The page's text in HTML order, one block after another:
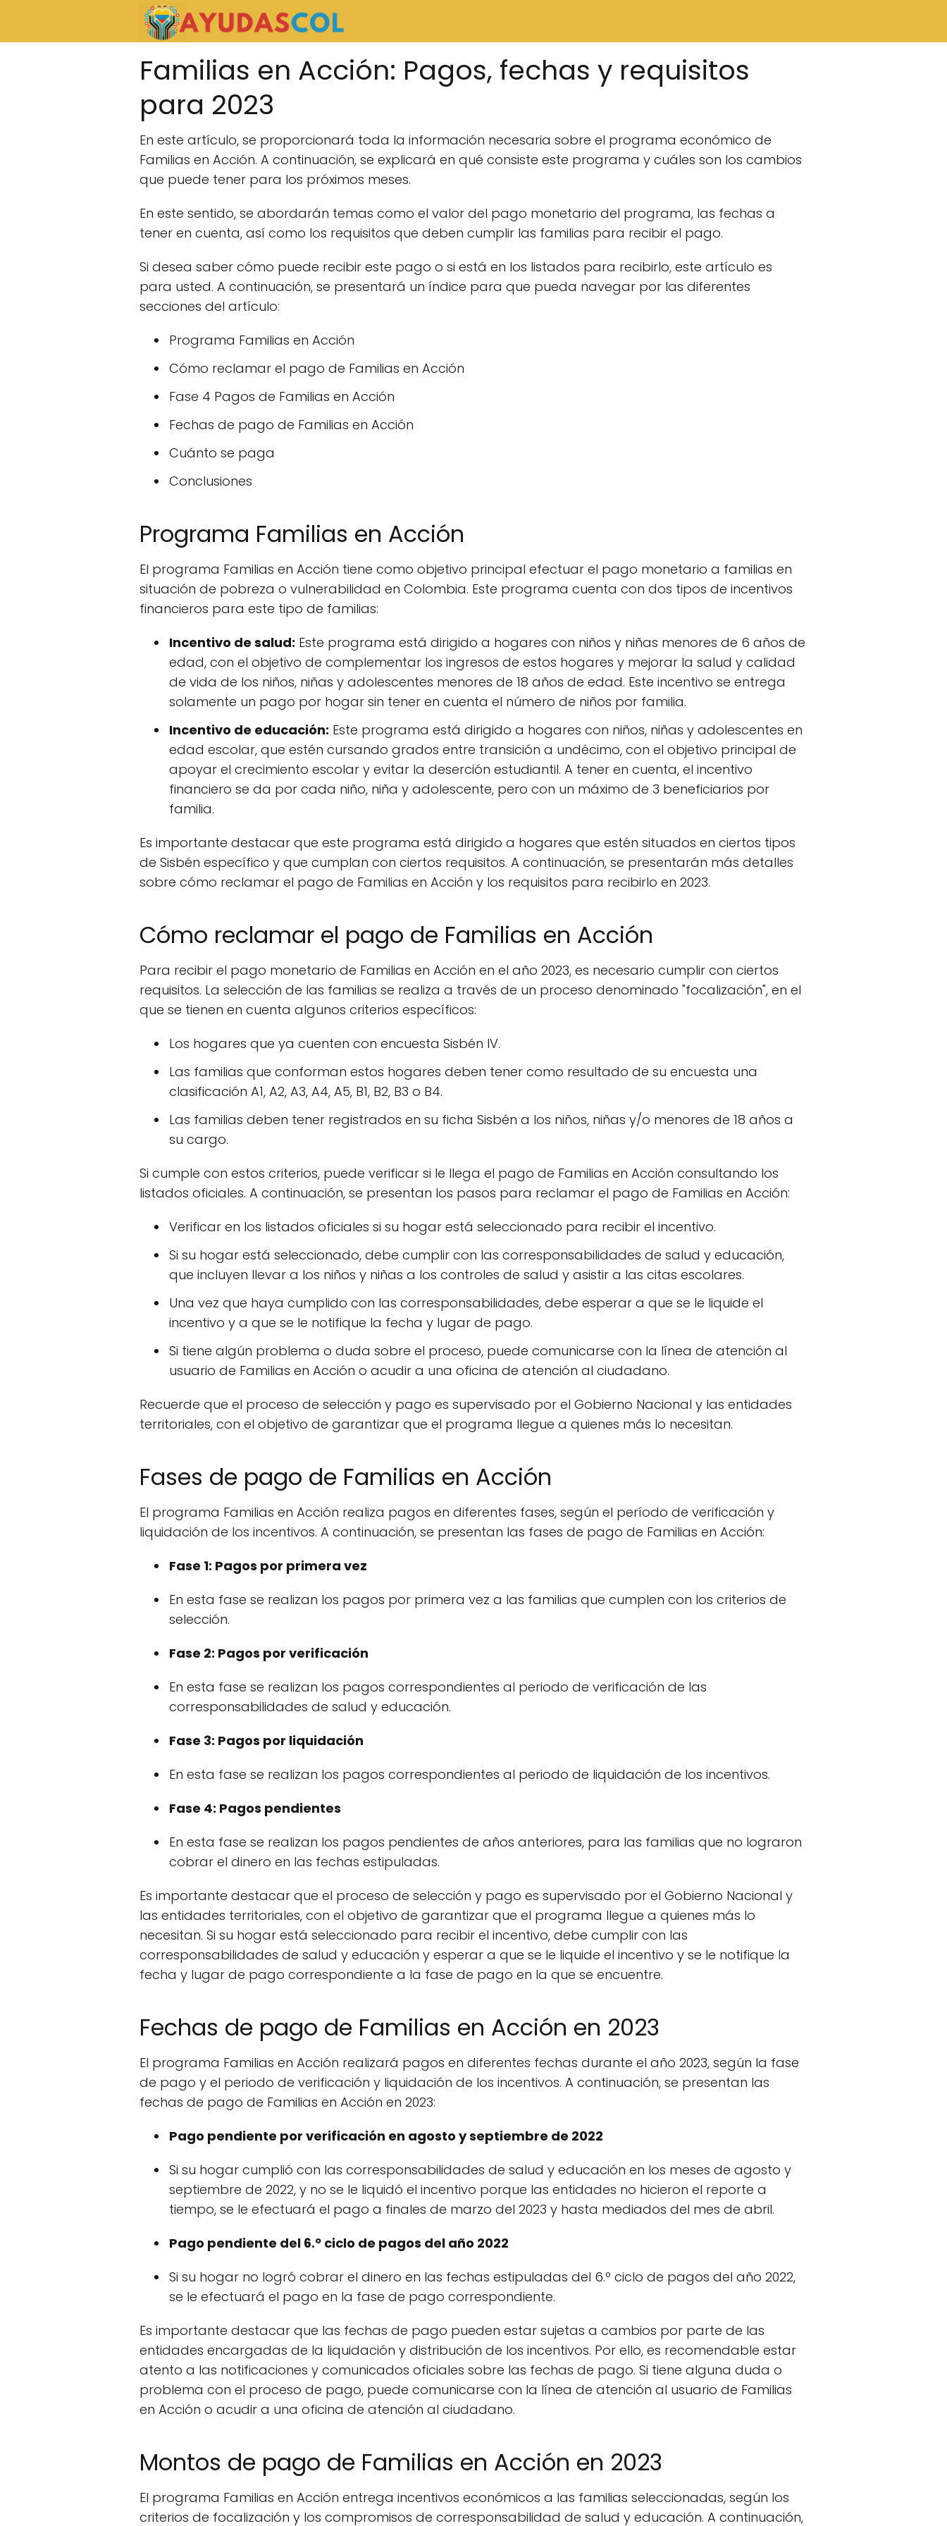
Familias en Acción: Pagos, fechas y requisitos
para 2023
En este artículo, se proporcionará toda la información necesaria sobre el programa económico de
Familias en Acción. A continuación, se explicará en qué consiste este programa y cuáles son los cambios
que puede tener para los próximos meses.
En este sentido, se abordarán temas como el valor del pago monetario del programa, las fechas a
tener en cuenta, así como los requisitos que deben cumplir las familias para recibir el pago.
Si desea saber cómo puede recibir este pago o si está en los listados para recibirlo, este artículo es
para usted. A continuación, se presentará un índice para que pueda navegar por las diferentes
secciones del artículo:
Programa Familias en Acción
Cómo reclamar el pago de Familias en Acción
Fase 4 Pagos de Familias en Acción
Fechas de pago de Familias en Acción
Cuánto se paga
Conclusiones
Programa Familias en Acción
El programa Familias en Acción tiene como objetivo principal efectuar el pago monetario a familias en
situación de pobreza o vulnerabilidad en Colombia. Este programa cuenta con dos tipos de incentivos
financieros para este tipo de familias:
Incentivo de salud: Este programa está dirigido a hogares con niños y niñas menores de 6 años de
edad, con el objetivo de complementar los ingresos de estos hogares y mejorar la salud y calidad
de vida de los niños, niñas y adolescentes menores de 18 años de edad. Este incentivo se entrega
solamente un pago por hogar sin tener en cuenta el número de niños por familia.
Incentivo de educación: Este programa está dirigido a hogares con niños, niñas y adolescentes en
edad escolar, que estén cursando grados entre transición a undécimo, con el objetivo principal de
apoyar el crecimiento escolar y evitar la deserción estudiantil. A tener en cuenta, el incentivo
financiero se da por cada niño, niña y adolescente, pero con un máximo de 3 beneficiarios por
familia.
Es importante destacar que este programa está dirigido a hogares que estén situados en ciertos tipos
de Sisbén específico y que cumplan con ciertos requisitos. A continuación, se presentarán más detalles
sobre cómo reclamar el pago de Familias en Acción y los requisitos para recibirlo en 2023.
Cómo reclamar el pago de Familias en Acción
Para recibir el pago monetario de Familias en Acción en el año 2023, es necesario cumplir con ciertos
requisitos. La selección de las familias se realiza a través de un proceso denominado "focalización", en el
que se tienen en cuenta algunos criterios específicos:
Los hogares que ya cuenten con encuesta Sisbén IV.
Las familias que conforman estos hogares deben tener como resultado de su encuesta una
clasificación A1, A2, A3, A4, A5, B1, B2, B3 o B4.
Las familias deben tener registrados en su ficha Sisbén a los niños, niñas y/o menores de 18 años a
su cargo.
Si cumple con estos criterios, puede verificar si le llega el pago de Familias en Acción consultando los
listados oficiales. A continuación, se presentan los pasos para reclamar el pago de Familias en Acción:
Verificar en los listados oficiales si su hogar está seleccionado para recibir el incentivo.
Si su hogar está seleccionado, debe cumplir con las corresponsabilidades de salud y educación,
que incluyen llevar a los niños y niñas a los controles de salud y asistir a las citas escolares.
Una vez que haya cumplido con las corresponsabilidades, debe esperar a que se le liquide el
incentivo y a que se le notifique la fecha y lugar de pago.
Si tiene algún problema o duda sobre el proceso, puede comunicarse con la línea de atención al
usuario de Familias en Acción o acudir a una oficina de atención al ciudadano.
Recuerde que el proceso de selección y pago es supervisado por el Gobierno Nacional y las entidades
territoriales, con el objetivo de garantizar que el programa llegue a quienes más lo necesitan.
Fases de pago de Familias en Acción
El programa Familias en Acción realiza pagos en diferentes fases, según el período de verificación y
liquidación de los incentivos. A continuación, se presentan las fases de pago de Familias en Acción:
Fase 1: Pagos por primera vez
En esta fase se realizan los pagos por primera vez a las familias que cumplen con los criterios de
selección.
Fase 2: Pagos por verificación
En esta fase se realizan los pagos correspondientes al periodo de verificación de las
corresponsabilidades de salud y educación.
Fase 3: Pagos por liquidación
En esta fase se realizan los pagos correspondientes al periodo de liquidación de los incentivos.
Fase 4: Pagos pendientes
En esta fase se realizan los pagos pendientes de años anteriores, para las familias que no lograron
cobrar el dinero en las fechas estipuladas.
Es importante destacar que el proceso de selección y pago es supervisado por el Gobierno Nacional y
las entidades territoriales, con el objetivo de garantizar que el programa llegue a quienes más lo
necesitan. Si su hogar está seleccionado para recibir el incentivo, debe cumplir con las
corresponsabilidades de salud y educación y esperar a que se le liquide el incentivo y se le notifique la
fecha y lugar de pago correspondiente a la fase de pago en la que se encuentre.
Fechas de pago de Familias en Acción en 2023
El programa Familias en Acción realizará pagos en diferentes fechas durante el año 2023, según la fase
de pago y el periodo de verificación y liquidación de los incentivos. A continuación, se presentan las
fechas de pago de Familias en Acción en 2023:
Pago pendiente por verificación en agosto y septiembre de 2022
Si su hogar cumplió con las corresponsabilidades de salud y educación en los meses de agosto y
septiembre de 2022, y no se le liquidó el incentivo porque las entidades no hicieron el reporte a
tiempo, se le efectuará el pago a finales de marzo del 2023 y hasta mediados del mes de abril.
Pago pendiente del 6.º ciclo de pagos del año 2022
Si su hogar no logró cobrar el dinero en las fechas estipuladas del 6.º ciclo de pagos del año 2022,
se le efectuará el pago en la fase de pago correspondiente.
Es importante destacar que las fechas de pago pueden estar sujetas a cambios por parte de las
entidades encargadas de la liquidación y distribución de los incentivos. Por ello, es recomendable estar
atento a las notificaciones y comunicados oficiales sobre las fechas de pago. Si tiene alguna duda o
problema con el proceso de pago, puede comunicarse con la línea de atención al usuario de Familias
en Acción o acudir a una oficina de atención al ciudadano.
Montos de pago de Familias en Acción en 2023
El programa Familias en Acción entrega incentivos económicos a las familias seleccionadas, según los
criterios de focalización y los compromisos de corresponsabilidad de salud y educación. A continuación,